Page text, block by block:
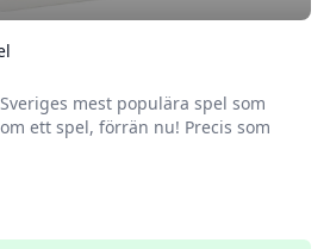
mest populära spel som
ett spel, förrän nu! Precis som